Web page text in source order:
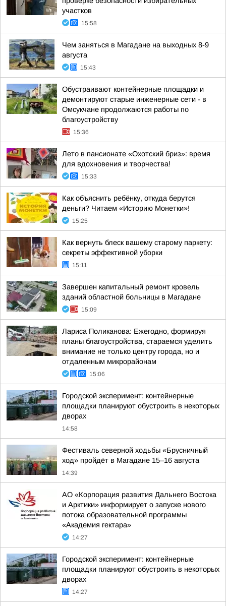
участков
15:58
Чем заняться в Магадане на выходных 8-9
августа
15:43
Обустраивают контейнерные площадки и
демонтируют старые инженерные сети - в
Омсукчане продолжаются работы по
благоустройству
15:36
Лето в пансионате «Охотский бриз»: время
для вдохновения и творчества!
15:33
Как объяснить ребёнку, откуда берутся
деньги? Читаем «Историю Монетки»!
15:25
Как вернуть блеск вашему старому паркету:
секреты эффективной уборки
15:11
Завершен капитальный ремонт кровель
зданий областной больницы в Магадане
15:09
Лариса Поликанова: Ежегодно, формируя
планы благоустройства, стараемся уделить
внимание не только центру города, но и
отдаленным микрорайонам
15:06
Городской эксперимент: контейнерные
площадки планируют обустроить в некоторых
дворах
14:58
Фестиваль северной ходьбы «Брусничный
ход» пройдёт в Магадане 15–16 августа
14:39
АО «Корпорация развития Дальнего Востока
и Арктики» информирует о запуске нового
потока образовательной программы
«Академия гектара»
14:27
Городской эксперимент: контейнерные
площадки планируют обустроить в некоторых
дворах
14:27